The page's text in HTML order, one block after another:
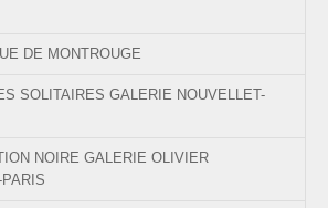
DE MONTROUGE
SOLITAIRES GALERIE NOUVELLET-
NOIRE GALERIE OLIVIER